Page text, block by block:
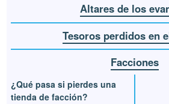
Altares de los
Tesoros perdidos en
Facciones
¿Qué pasa si pierdes una
tienda de facción?